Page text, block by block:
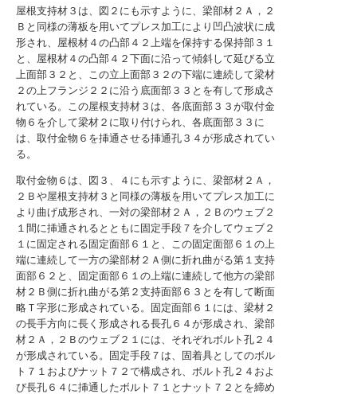
屋根支持材３は、図２にも示すように、梁部材２Ａ，２
Ｂと同様の薄板を用いてプレス加工により凹凸波状に成
形され、屋根材４の凸部４２上端を保持する保持部３１
と、屋根材４の凸部４２下面に沿って傾斜して延びる立
上面部３２と、この立上面部３２の下端に連続して梁材
２の上フランジ２２に沿う底面部３３とを有して形成さ
れている。この屋根支持材３は、各底面部３３が取付金
物６を介して梁材２に取り付けられ、各底面部３３に
は、取付金物６を挿通させる挿通孔３４が形成されてい
る。
取付金物６は、図３、４にも示すように、梁部材２Ａ，
２Ｂや屋根支持材３と同様の薄板を用いてプレス加工に
より曲げ成形され、一対の梁部材２Ａ，２Ｂのウェブ２
１間に挿通されるとともに固定手段７を介してウェブ２
１に固定される固定面部６１と、この固定面部６１の上
端に連続して一方の梁部材２Ａ側に折れ曲がる第１支持
面部６２と、固定面部６１の上端に連続して他方の梁部
材２Ｂ側に折れ曲がる第２支持面部６３とを有して断面
略Ｔ字形に形成されている。固定面部６１には、梁材２
の長手方向に長く形成される長孔６４が形成され、梁部
材２Ａ，２Ｂのウェブ２１には、それぞれボルト孔２４
が形成されている。固定手段７は、固着具としてのボル
ト７１およびナット７２で構成され、ボルト孔２４およ
び長孔６４に挿通したボルト７１とナット７２とを締め